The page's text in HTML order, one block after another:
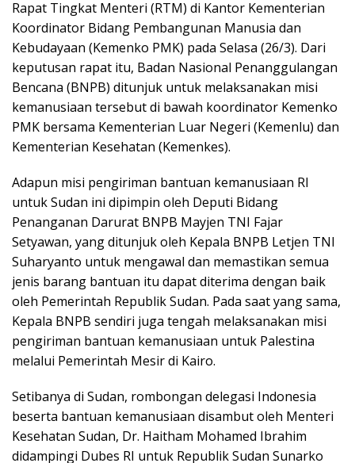
Rapat Tingkat Menteri (RTM) di Kantor Kementerian
Koordinator Bidang Pembangunan Manusia dan
Kebudayaan (Kemenko PMK) pada Selasa (26/3). Dari
keputusan rapat itu, Badan Nasional Penanggulangan
Bencana (BNPB) ditunjuk untuk melaksanakan misi
kemanusiaan tersebut di bawah koordinator Kemenko
PMK bersama Kementerian Luar Negeri (Kemenlu) dan
Kementerian Kesehatan (Kemenkes).
Adapun misi pengiriman bantuan kemanusiaan RI
untuk Sudan ini dipimpin oleh Deputi Bidang
Penanganan Darurat BNPB Mayjen TNI Fajar
Setyawan, yang ditunjuk oleh Kepala BNPB Letjen TNI
Suharyanto untuk mengawal dan memastikan semua
jenis barang bantuan itu dapat diterima dengan baik
oleh Pemerintah Republik Sudan. Pada saat yang sama,
Kepala BNPB sendiri juga tengah melaksanakan misi
pengiriman bantuan kemanusiaan untuk Palestina
melalui Pemerintah Mesir di Kairo.
Setibanya di Sudan, rombongan delegasi Indonesia
beserta bantuan kemanusiaan disambut oleh Menteri
Kesehatan Sudan, Dr. Haitham Mohamed Ibrahim
didampingi Dubes RI untuk Republik Sudan Sunarko